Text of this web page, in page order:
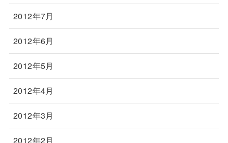
2012年7月
2012年6月
2012年5月
2012年4月
2012年3月
2012年2月